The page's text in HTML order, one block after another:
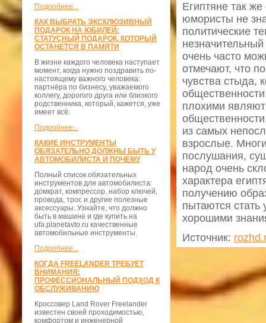
Подробнее...
КАК ВЫБРАТЬ ЭКСКЛЮЗИВНЫЙ
ПОДАРОК НА ЮБИЛЕЙ:
СТАТУСНЫЙ ПОДАРОК, КОТОРЫЙ
ОСТАНЕТСЯ В ПАМЯТИ
В жизни каждого человека наступает
момент, когда нужно поздравить по-
настоящему важного человека:
партнёра по бизнесу, уважаемого
коллегу, дорогого друга или близкого
родственника, который, кажется, уже
имеет всё.
Подробнее...
КАКИЕ ИНСТРУМЕНТЫ
ОБЯЗАТЕЛЬНО ДОЛЖНЫ БЫТЬ У
АВТОМОБИЛИСТА И ПОЧЕМУ
Полный список обязательных
инструментов для автомобилиста:
домкрат, компрессор, набор ключей,
провода, трос и другие полезные
аксессуары. Узнайте, что должно
быть в машине и где купить на
ufa.planetavto.ru качественные
автомобильные инструменты.
Подробнее...
КОГДА FREELANDER ТРЕБУЕТ
ВНИМАНИЯ:
ПРОФЕССИОНАЛЬНЫЙ ПОДХОД К
ОБСЛУЖИВАНИЮ
Кроссовер Land Rover Freelander
известен своей проходимостью,
комфортом и инженерной
Египтяне так
юмористы не
политические
очень часто
отмечают, что
чувства стыда,
плохими
из самых
взрослые.
послушания,
народ очень
характера
получению
пытаются
хорошими
Источник: